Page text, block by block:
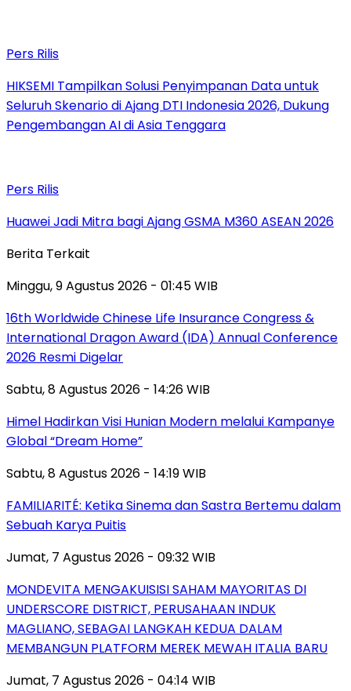
Pers Rilis
HIKSEMI Tampilkan Solusi Penyimpanan Data untuk
Seluruh Skenario di Ajang DTI Indonesia 2026, Dukung
Pengembangan AI di Asia Tenggara
Pers Rilis
Huawei Jadi Mitra bagi Ajang GSMA M360 ASEAN 2026
Berita Terkait
Minggu, 9 Agustus 2026 - 01:45 WIB
16th Worldwide Chinese Life Insurance Congress &
International Dragon Award (IDA) Annual Conference
2026 Resmi Digelar
Sabtu, 8 Agustus 2026 - 14:26 WIB
Himel Hadirkan Visi Hunian Modern melalui Kampanye
Global “Dream Home”
Sabtu, 8 Agustus 2026 - 14:19 WIB
FAMILIARITÉ: Ketika Sinema dan Sastra Bertemu dalam
Sebuah Karya Puitis
Jumat, 7 Agustus 2026 - 09:32 WIB
MONDEVITA MENGAKUISISI SAHAM MAYORITAS DI
UNDERSCORE DISTRICT, PERUSAHAAN INDUK
MAGLIANO, SEBAGAI LANGKAH KEDUA DALAM
MEMBANGUN PLATFORM MEREK MEWAH ITALIA BARU
Jumat, 7 Agustus 2026 - 04:14 WIB